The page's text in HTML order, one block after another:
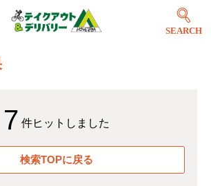
SEARCH
7 件ヒットしました
検索TOPに戻る